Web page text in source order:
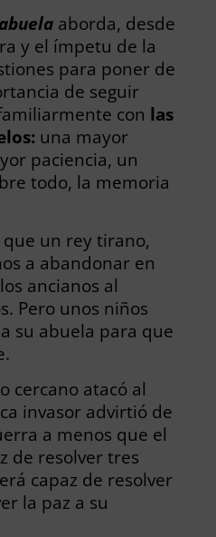
aborda, desde
y el ímpetu de la
para poner de
de seguir
con las
una mayor
paciencia, un
todo, la memoria
un rey tirano,
a abandonar en
ancianos al
Pero unos niños
su abuela para que
cercano atacó al
invasor advirtió de
a menos que el
de resolver tres
capaz de resolver
la paz a su